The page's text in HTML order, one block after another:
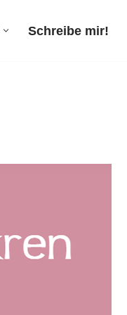
Schreibe mir!